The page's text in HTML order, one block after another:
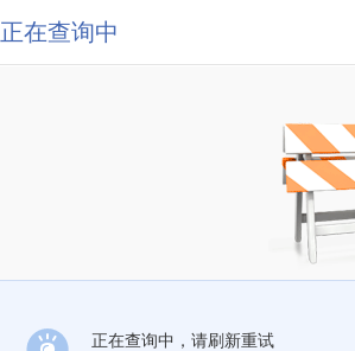
正在查询中
正在查询中，请刷新重试